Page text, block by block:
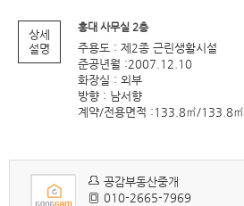
상세
설명
홍대 사무실 2층
주용도 : 제2종 근린생활시설
준공년월 :2007.12.10
화장실 : 외부
방향 : 남서향
계약/전용면적 :133.8㎡/133.8㎡
공감부동산중개
010-2665-7969